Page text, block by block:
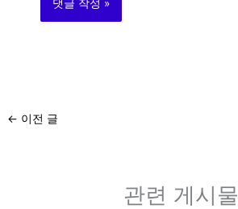
← 이전 글
관련 게시물